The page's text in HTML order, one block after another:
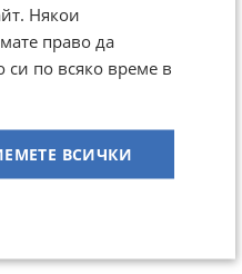
Някои
право да
си по всяко време в
ВСИЧКИ